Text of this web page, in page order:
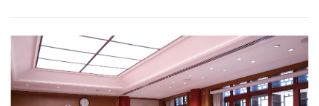
国国家博物馆考古院党总支书记、副院长庄丽娜结合习近平总书
记“守护好、传承好、...